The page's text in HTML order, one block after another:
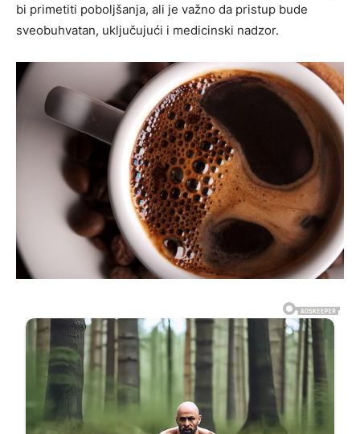
bi primetiti poboljšanja, ali je važno da pristup bude
sveobuhvatan, uključujući i medicinski nadzor.